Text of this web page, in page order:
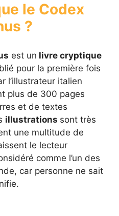
le Codex
?
est un livre cryptique
pour la première fois
l’illustrateur italien
plus de 300 pages
et de textes
illustrations sont très
une multitude de
le lecteur
comme l’un des
car personne ne sait